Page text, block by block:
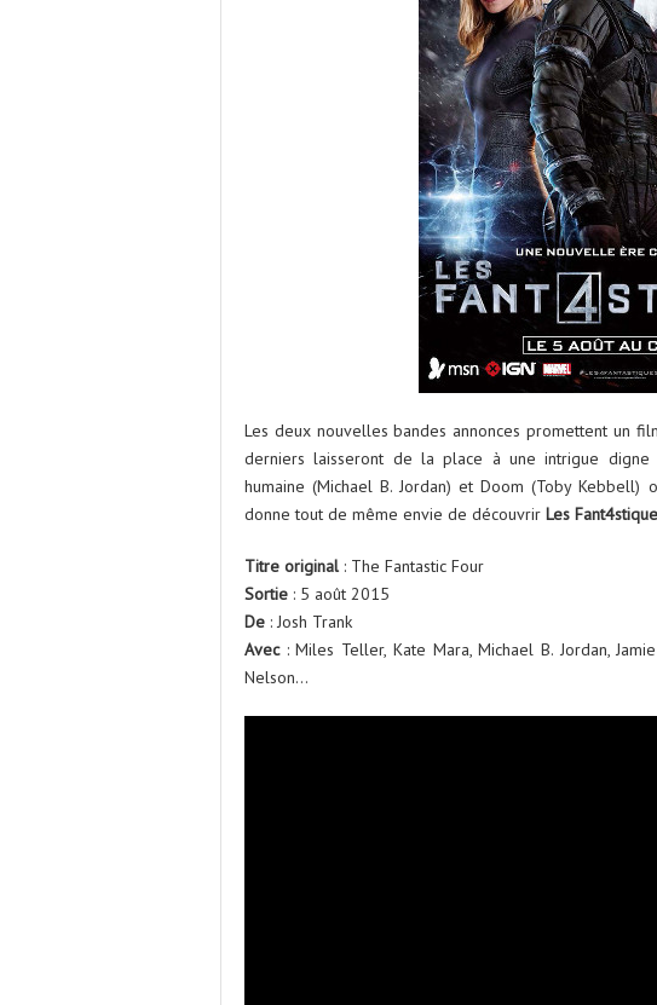
Les deux nouvelles bandes annonces promettent un
derniers laisseront de la place à une intrigue
humaine (Michael B. Jordan) et Doom (Toby Kebbell)
donne tout de même envie de découvrir Les
Titre original: The Fantastic Four
Sortie : 5 août 2015
De : Josh Trank
Avec: Miles Teller, Kate Mara, Michael B. Jordan,
Nelson…